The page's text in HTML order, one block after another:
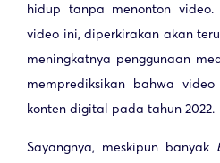
hidup tanpa menonton video.
video ini, diperkirakan akan
meningkatnya penggunaan
memprediksikan bahwa
konten digital pada tahun 2022.
Sayangnya, meskipun banyak